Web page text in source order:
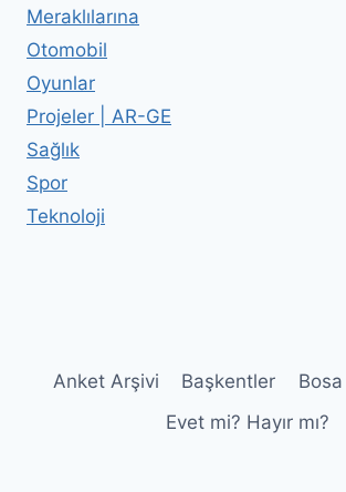
Meraklılarına
Otomobil
Oyunlar
Projeler | AR-GE
Sağlık
Spor
Teknoloji
Anket Arşivi Başkentler Bosa
Evet mi? Hayır mı?